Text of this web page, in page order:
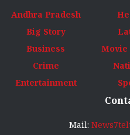
Andhra Pradesh
Big Story
Business
Crime
Entertainment
Movie
Mail: